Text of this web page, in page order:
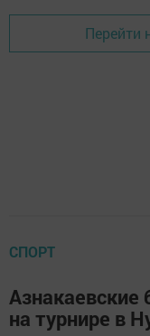
Перейти
СПОРТ
на турнире в